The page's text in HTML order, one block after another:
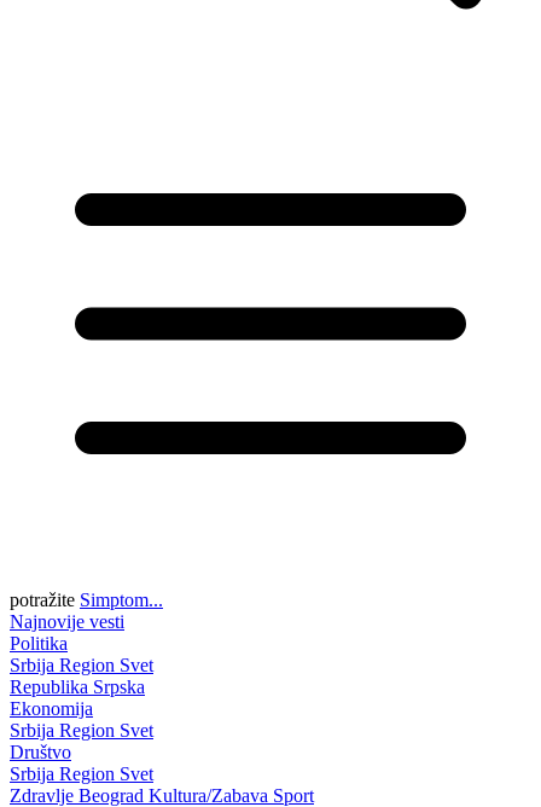
potražite Simptom...
Najnovije vesti
Politika
Srbija Region Svet
Republika Srpska
Ekonomija
Srbija Region Svet
Društvo
Srbija Region Svet
Zdravlje Beograd Kultura/Zabava Sport